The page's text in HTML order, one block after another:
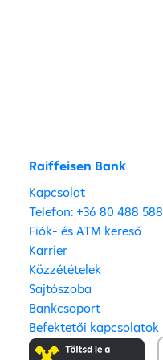
Raiffeisen Bank
Kapcsolat
Telefon: +36 80 488 588
Fiók- és ATM kereső
Karrier
Közzétételek
Sajtószoba
Bankcsoport
Befektetői kapcsolatok